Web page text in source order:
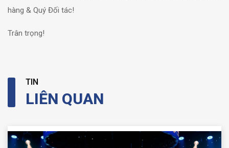
hàng & Quý Đối tác!
Trân trọng!
TIN
LIÊN QUAN